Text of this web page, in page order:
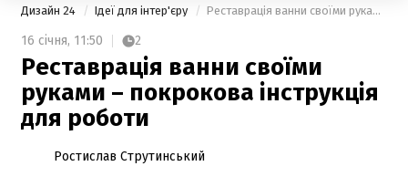
Дизайн 24 Ідеї для інтер'єру Реставрація ванни своїми руками – покрокова інструкція для роботи
16 січня, 11:50 2
Реставрація ванни своїми
руками – покрокова інструкція
для роботи
Ростислав Струтинський